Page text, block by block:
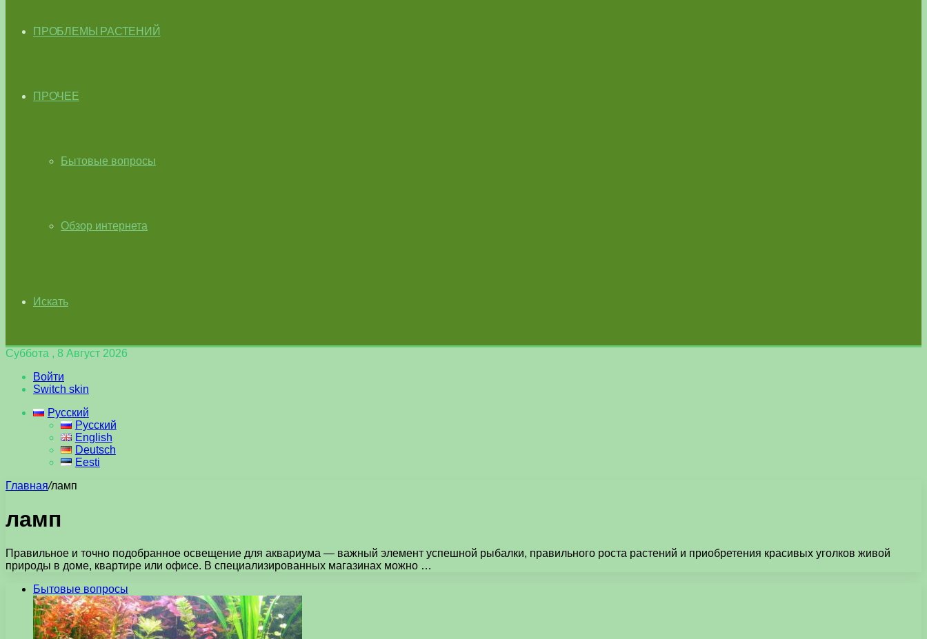
ПРОБЛЕМЫ РАСТЕНИЙ
ПРОЧЕЕ
Бытовые вопросы
Обзор интернета
Искать
Суббота , 8 Август 2026
Войти
Switch skin
Русский
Русский
English
Deutsch
Eesti
Главная/ламп
ламп
Правильное и точно подобранное освещение для аквариума — важный элемент успешной рыбалки, правильного роста растений и приобретения красивых уголков живой
природы в доме, квартире или офисе. В специализированных магазинах можно …
Бытовые вопросы